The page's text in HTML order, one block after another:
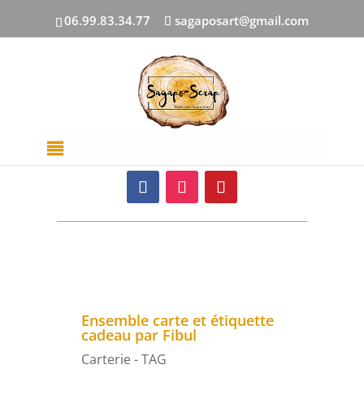
06.99.83.34.77 sagaposart@gmail.com
Ensemble carte et étiquette
cadeau par Fibul
Carterie - TAG